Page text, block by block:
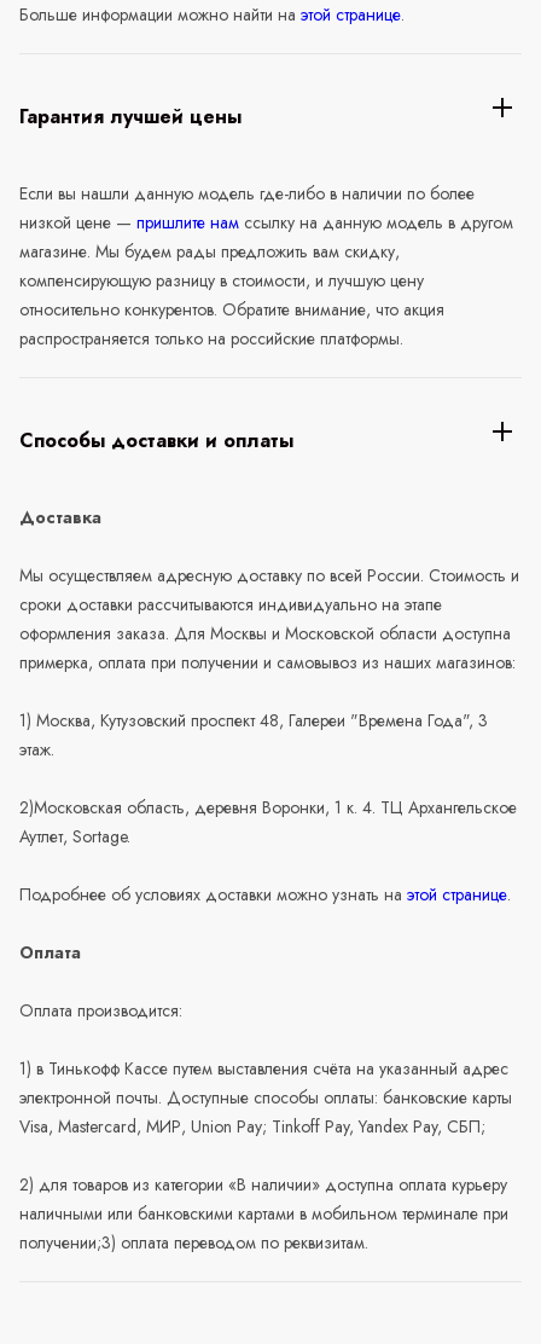
Больше информации можно найти на этой странице.
Гарантия лучшей цены
Если вы нашли данную модель где-либо в наличии по более
низкой цене — пришлите нам ссылку на данную модель в другом
магазине. Мы будем рады предложить вам скидку,
компенсирующую разницу в стоимости, и лучшую цену
относительно конкурентов. Обратите внимание, что акция
распространяется только на российские платформы.
Способы доставки и оплаты
Доставка
Мы осуществляем адресную доставку по всей России. Стоимость и
сроки доставки рассчитываются индивидуально на этапе
оформления заказа. Для Москвы и Московской области доступна
примерка, оплата при получении и самовывоз из наших магазинов:
1) Москва, Кутузовский проспект 48, Галереи "Времена Года", 3
этаж.
2)Московская область, деревня Воронки, 1 к. 4. ТЦ Архангельское
Аутлет, Sortage.
Подробнее об условиях доставки можно узнать на этой странице.
Оплата
Оплата производится:
1) в Тинькофф Кассе путем выставления счёта на указанный адрес
электронной почты. Доступные способы оплаты: банковские карты
Visa, Mastercard, МИР, Union Pay; Tinkoff Pay, Yandex Pay, СБП;
2) для товаров из категории «В наличии» доступна оплата курьеру
наличными или банковскими картами в мобильном терминале при
получении;3) оплата переводом по реквизитам.